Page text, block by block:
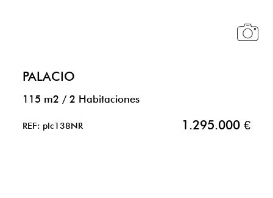
PALACIO
115 m2 / 2 Habitaciones
REF: plc138NR 1.295.000 €